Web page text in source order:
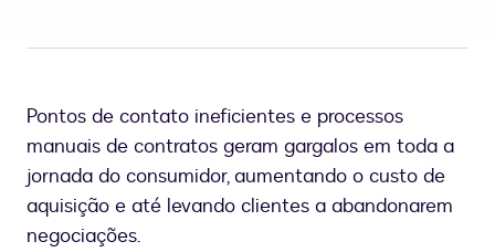
Pontos de contato ineficientes e processos
manuais de contratos geram gargalos em toda a
jornada do consumidor, aumentando o custo de
aquisição e até levando clientes a abandonarem
negociações.